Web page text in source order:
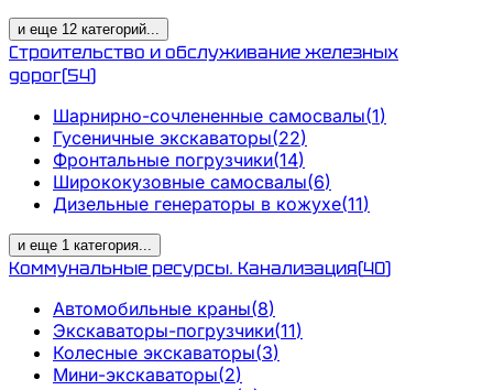
и еще 12 категорий...
Строительство и обслуживание железных
дорог(54)
Шарнирно-сочлененные самосвалы(1)
Гусеничные экскаваторы(22)
Фронтальные погрузчики(14)
Ширококузовные самосвалы(6)
Дизельные генераторы в кожухе(11)
и еще 1 категория...
Коммунальные ресурсы. Канализация(40)
Автомобильные краны(8)
Экскаваторы-погрузчики(11)
Колесные экскаваторы(3)
Мини-экскаваторы(2)